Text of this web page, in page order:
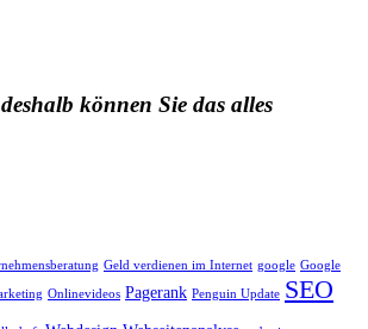
können Sie das alles
Geld verdienen im Internet google Google
Onlinevideos Pagerank Penguin Update SEO